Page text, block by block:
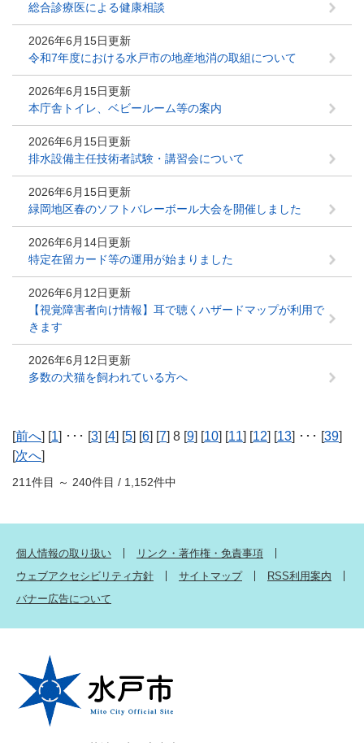
総合診療医による健康相談
2026年6月15日更新
令和7年度における水戸市の地産地消の取組について
2026年6月15日更新
本庁舎トイレ、ベビールーム等の案内
2026年6月15日更新
排水設備主任技術者試験・講習会について
2026年6月15日更新
緑岡地区春のソフトバレーボール大会を開催しました
2026年6月14日更新
特定在留カード等の運用が始まりました
2026年6月12日更新
【視覚障害者向け情報】耳で聴くハザードマップが利用で
きます
2026年6月12日更新
多数の犬猫を飼われている方へ
[前へ] [1] ･･･ [3] [4] [5] [6] [7] 8 [9] [10] [11] [12] [13] ･･･ [39]
[次へ]
211件目 ～ 240件目 / 1,152件中
個人情報の取り扱い
リンク・著作権・免責事項
ウェブアクセシビリティ方針
サイトマップ
RSS利用案内
バナー広告について